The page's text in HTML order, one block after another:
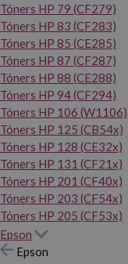
Tóners HP 79 (CF279)
Tóners HP 83 (CF283)
Tóners HP 85 (CE285)
Tóners HP 87 (CF287)
Tóners HP 88 (CE288)
Tóners HP 94 (CF294)
Tóners HP 106 (W1106)
Tóners HP 125 (CB54x)
Tóners HP 128 (CE32x)
Tóners HP 131 (CF21x)
Tóners HP 201 (CF40x)
Tóners HP 203 (CF54x)
Tóners HP 205 (CF53x)
Epson
Epson